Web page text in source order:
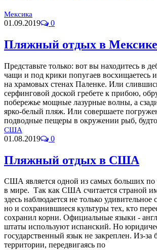
Мексика
01.09.2019 0
Пляжный отдых в Мексике
Представьте только: вот вы находитесь в
чащи и под крики попугаев восхищаетесь
на храмовых стенах Паленке. Или
серфинговой доской гребете к прибою,
побережье мощные лазурные волны, а
ярко-белый пляж. Или совершаете
подводные пещеры в окружении рыб,
США
01.08.2019 0
Пляжный отдых в США
США является одной из самых больших по
в мире. Так как США считается страной
здесь наблюдается не только удивительное
но и сохранившиеся культуры тех, кто
сохранил корни. Официальные языки -
штаты используют испанский. Но
государственный язык не закреплен. Из-за
территории, передвигаясь по